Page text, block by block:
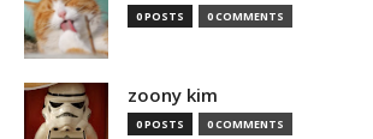
0 POSTS 0 COMMENTS
zoony kim
0 POSTS 0 COMMENTS